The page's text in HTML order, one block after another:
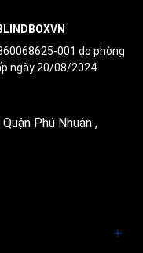
001 do phòng
ngày 20/08/2024
Phú Nhuận ,